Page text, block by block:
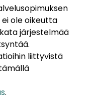
ole oikeutta
järjestelmää
liittyvistä
.